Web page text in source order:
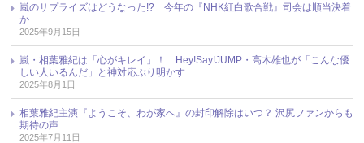
嵐のサプライズはどうなった!? 今年の『NHK紅白歌合戦』司会は順当決着
か
2025年9月15日
嵐・相葉雅紀は「心がキレイ」！ Hey!Say!JUMP・高木雄也が「こんな優
しい人いるんだ」と神対応ぶり明かす
2025年8月1日
相葉雅紀主演『ようこそ、わが家へ』の封印解除はいつ？ 沢尻ファンからも
期待の声
2025年7月11日